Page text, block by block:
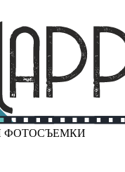
ФОТОСЪЕМКИ